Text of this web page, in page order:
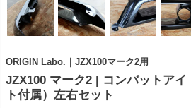
ORIGIN Labo.｜JZX100マーク2用
JZX100 マーク2 | コンバットア
ト付属）左右セット